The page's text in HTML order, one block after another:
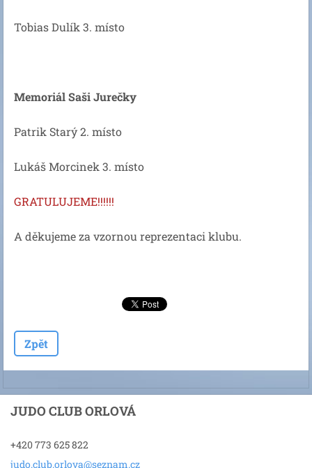
Tobias Dulík 3. místo
Memoriál Saši Jurečky
Patrik Starý 2. místo
Lukáš Morcinek 3. místo
GRATULUJEME!!!!!!
A děkujeme za vzornou reprezentaci klubu.
Zpět
JUDO CLUB ORLOVÁ
+420 773 625 822
judo.club.orlova@seznam.cz